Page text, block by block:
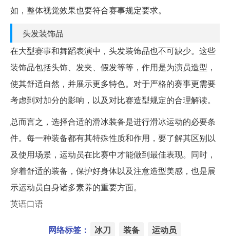
如，整体视觉效果也要符合赛事规定要求。
头发装饰品
在大型赛事和舞蹈表演中，头发装饰品也不可缺少。这些
装饰品包括头饰、发夹、假发等等，作用是为演员造型，
使其舒适自然，并展示更多特色。对于严格的赛事更需要
考虑到对加分的影响，以及对比赛造型规定的合理解读。
总而言之，选择合适的滑冰装备是进行滑冰运动的必要条
件。每一种装备都有其特殊性质和作用，要了解其区别以
及使用场景，运动员在比赛中才能做到最佳表现。同时，
穿着舒适的装备，保护好身体以及注意造型美感，也是展
示运动员自身诸多素养的重要方面。
英语口语
网络标签： 冰刀 装备 运动员